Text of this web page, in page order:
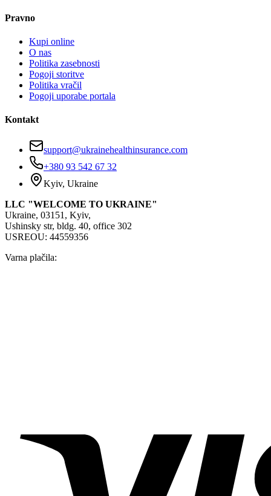
Pravno
Kupi online
O nas
Politika zasebnosti
Pogoji storitve
Politika vračil
Pogoji uporabe portala
Kontakt
support@ukrainehealthinsurance.com
+380 93 542 67 32
Kyiv, Ukraine
LLC "WELCOME TO UKRAINE"
Ukraine, 03151, Kyiv,
Ushinsky str, bldg. 40, office 302
USREOU: 44559356
Varna plačila: